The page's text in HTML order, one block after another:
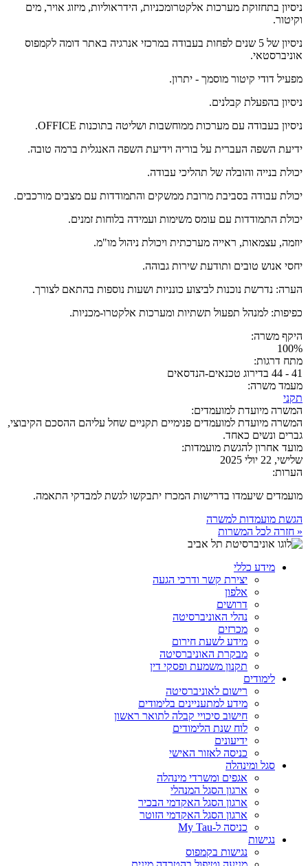
ניסיון בתחזוקת מערכות אלקטרומכניות, הידראוליות, מיזוג אויר, מים
וקיטור.
ניסיון של 5 שנים לפחות בעבודה במרכזי אנרגיה באתר דומה לקמפוס
אוניברסטאי.
מפעיל דודי קיטור מוסמך - יתרון.
ניסיון בהפעלת קבלנים.
ניסיון בעבודה עם מערכות ממוחשבות ושליטה בתוכנות OFFICE.
ידיעת השפה העברית על בוריה וידיעת השפה האנגלית ברמה טובה.
יכולת בנייה והובלה של תהליכי עבודה.
יכולת עבודה בסביבת מרובת ממשקים והתמודדות עם מצבים מורכבים.
יכולת התמודדות עם עומס משימות ועמידה בלוחות זמנים.
יוזמה, עצמאות, ראייה מערכתית ויכולת ניהול מו"מ.
יחסי אנוש טובים ותודעת שירות גבוהה.
הערה: נדרשת נוכנות לביצוע כונניות ושעות נוספות בהתאם לצורך.
כפיפות: למנהל תפעול תשתיות ומערכות אלקטרו-מכניות.
היקף משרה:
100%
מתח דרגות:
41 - 44 בדירוג טכנאים-הנדסאים
מעמד משרה:
תקני
המשרה מיועדת למועמדים:
המשרה מיועדת למועמדים פנימיים תקניים שחל עליהם ההסכם הקיבוצי,
גברים ונשים כאחד.
מועד אחרון להגשת מועמדות:
שלישי, 22 יולי 2025
הערות:
מועמדים שיעמדו בדרישות המכרז יתבקשו לגשת למבדקי התאמה.
הגשת מועמדות למשרה
« חזרה לכל המשרות
מידע כללי
יצירת קשר ודרכי הגעה
אלפון
דרושים
נהלי האוניברסיטה
מכרזים
מידע לשעת חירום
מבקרת האוניברסיטה
תקנון משמעת ופסקי דין
לימודים
רישום לאוניברסיטה
מידע למתעניינים בלימודים
חישוב סיכויי קבלה לתואר ראשון
לוח שנת הלימודים
ידיעונים
כניסה לאזור האישי
סגל ומינהלה
אגפים ומשרדי מינהלה
ארגון הסגל המנהלי
ארגון הסגל האקדמי הבכיר
ארגון הסגל האקדמי הזוטר
כניסה ל-My Tau
נגישות
נגישות בקמפוס